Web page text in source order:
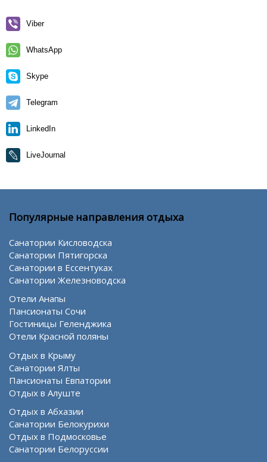
Viber
WhatsApp
Skype
Telegram
LinkedIn
LiveJournal
Популярные направления отдыха
Санатории Кисловодска
Санатории Пятигорска
Санатории в Ессентуках
Санатории Железноводска
Отели Анапы
Пансионаты Сочи
Гостиницы Геленджика
Отели Красной поляны
Отдых в Крыму
Санатории Ялты
Пансионаты Евпатории
Отдых в Алуште
Отдых в Абхазии
Санатории Белокурихи
Отдых в Подмосковье
Санатории Белоруссии